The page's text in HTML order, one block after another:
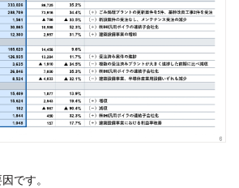
です。